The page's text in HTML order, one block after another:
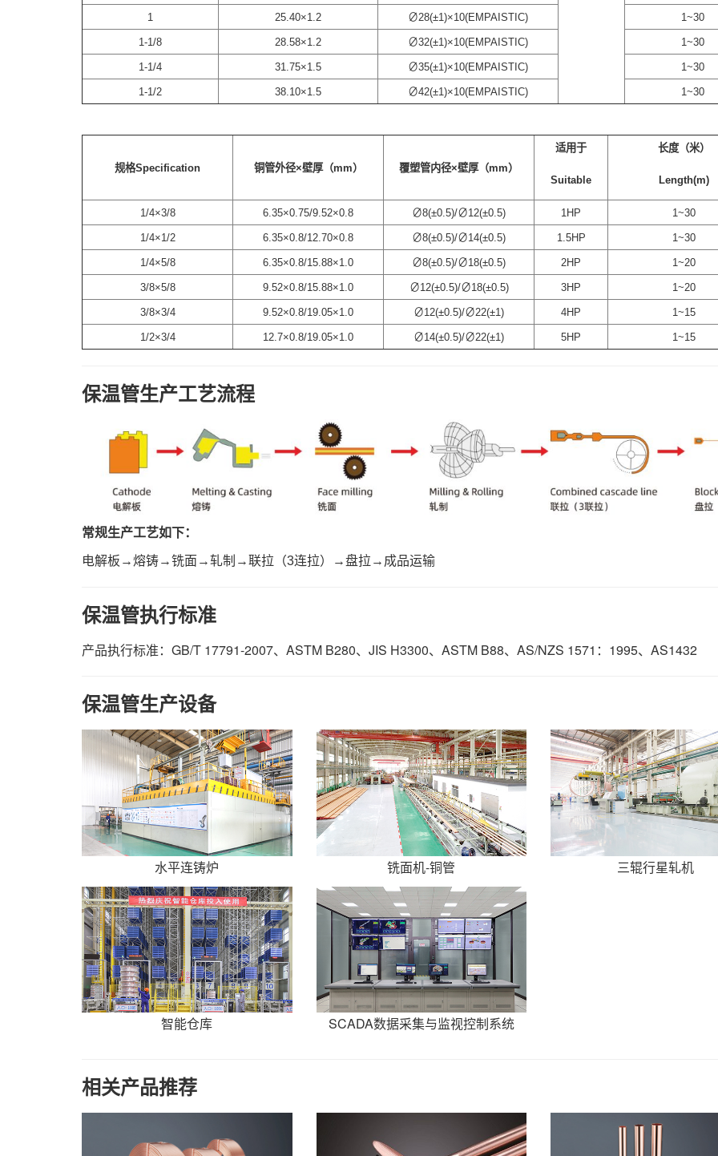
1 25.40×1.2 ∅28(±1)×10(EMPAISTIC) 1~30
1-1/8 28.58×1.2 ∅32(±1)×10(EMPAISTIC) 1~30
1-1/4 31.75×1.5 ∅35(±1)×10(EMPAISTIC) 1~30
1-1/2 38.10×1.5 ∅42(±1)×10(EMPAISTIC) 1~30
规格Specification 铜管外径×壁厚（mm） 覆塑管内径×壁厚（mm）
适用于
Suitable
长度（米）
Length(m)
1/4×3/8 6.35×0.75/9.52×0.8 ∅8(±0.5)/∅12(±0.5) 1HP 1~30
1/4×1/2 6.35×0.8/12.70×0.8 ∅8(±0.5)/∅14(±0.5) 1.5HP 1~30
1/4×5/8 6.35×0.8/15.88×1.0 ∅8(±0.5)/∅18(±0.5) 2HP 1~20
3/8×5/8 9.52×0.8/15.88×1.0 ∅12(±0.5)/∅18(±0.5) 3HP 1~20
3/8×3/4 9.52×0.8/19.05×1.0 ∅12(±0.5)/∅22(±1) 4HP 1~15
1/2×3/4 12.7×0.8/19.05×1.0 ∅14(±0.5)/∅22(±1) 5HP 1~15
保温管生产工艺流程
常规生产工艺如下：
电解板→熔铸→铣面→轧制→联拉（3连拉）→盘拉→成品运输
保温管执行标准
产品执行标准：GB/T 17791-2007、ASTM B280、JIS H3300、ASTM B88、AS/NZS 1571：1995、AS1432
保温管生产设备
水平连铸炉 铣面机-铜管 三辊行星轧机
智能仓库 SCADA数据采集与监视控制系统
相关产品推荐